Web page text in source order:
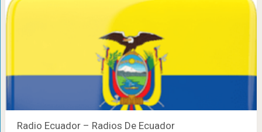
Radio Ecuador – Radios De Ecuador